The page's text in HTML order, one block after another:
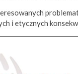
i etycznych